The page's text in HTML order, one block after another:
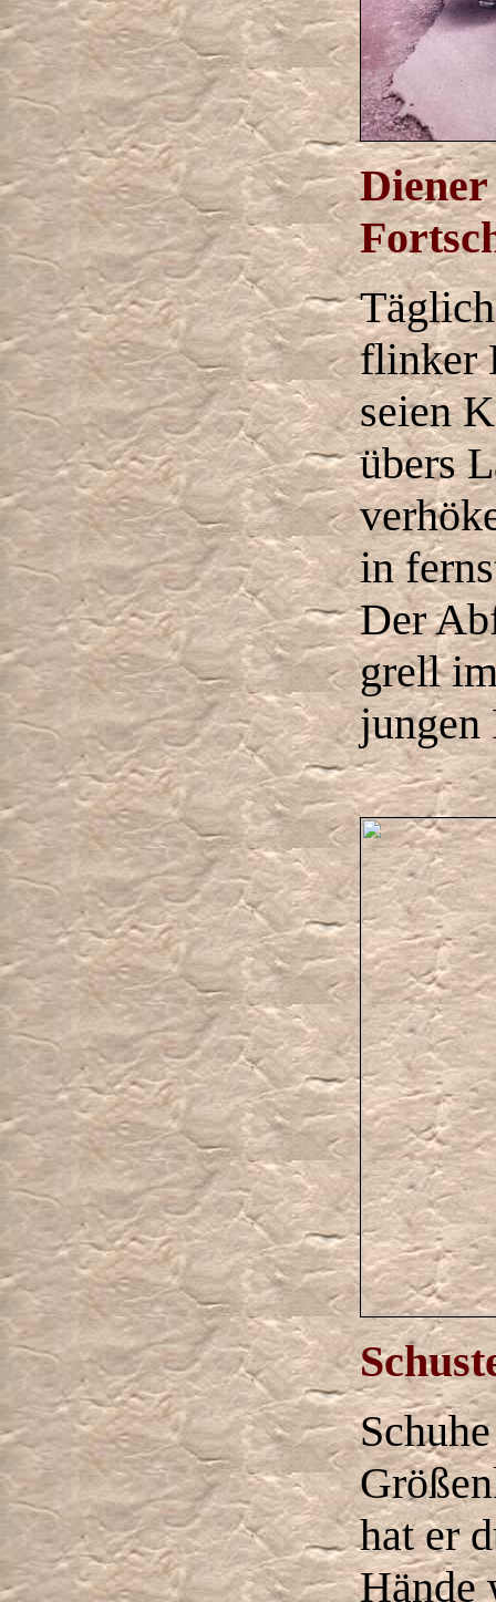
Diener
flinker
seien
übers
in
Der
grell
jungen
hat er
Hände